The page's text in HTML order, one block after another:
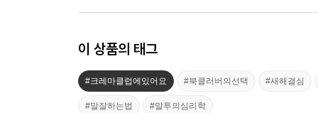
이 상품의 태그
#크레마클럽에있어요 #북클러버의선택 #새해결심
#말잘하는법 #말투의심리학